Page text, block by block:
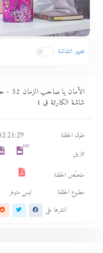
تغيير الشاشة
شاشة الكارثة ق 1
طول الحلقة 02:21:29
تنزيل
HD
ملخـّص الحلقة
مطبوع الحلقة
ليس متوفر
انشرها على